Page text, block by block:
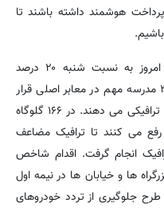
شدند که بر این اساس در این ماه ۲۰ پرداخت هوشمند داشته باشند تا
نماینده پلیس راهور خاطر نشان کرد: امروز به نسبت شنبه ۲۰ درصد
ترافیک صبحگاهی بیشتر شده است. ۳۰۰ مدرسه مهم در معابر اصلی قرار
دارند و پلیس راهور ایندمناطق را پوشش ترافیکی می دهند. در ۱۶۶ گلوگاه
می کنند تا ترافیک مضاعف
ترافیک انجام گرفت. اقدام شاخص
ها و خیابان ها در نیمه اول
اول مهرماه در ۷۹ نقطه طرح جلوگیری از تردد خودروهای